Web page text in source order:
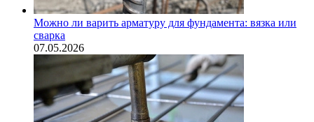
Можно ли варить арматуру для фундамента: вязка или
сварка
07.05.2026